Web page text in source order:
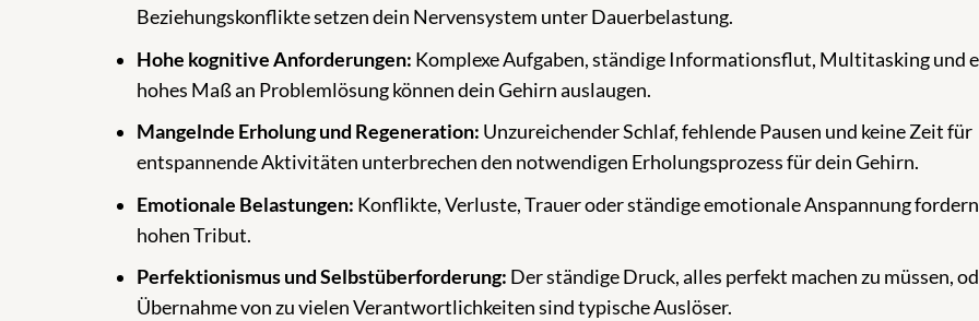
Beziehungskonflikte setzen dein Nervensystem unter Dauerbelastung.
Hohe kognitive Anforderungen: Komplexe Aufgaben, ständige Informationsflut, Multitasking und
hohes Maß an Problemlösung können dein Gehirn auslaugen.
Mangelnde Erholung und Regeneration: Unzureichender Schlaf, fehlende Pausen und keine Zeit für
entspannende Aktivitäten unterbrechen den notwendigen Erholungsprozess für dein Gehirn.
Emotionale Belastungen: Konflikte, Verluste, Trauer oder ständige emotionale Anspannung
hohen Tribut.
Perfektionismus und Selbstüberforderung: Der ständige Druck, alles perfekt machen zu müssen,
Übernahme von zu vielen Verantwortlichkeiten sind typische Auslöser.